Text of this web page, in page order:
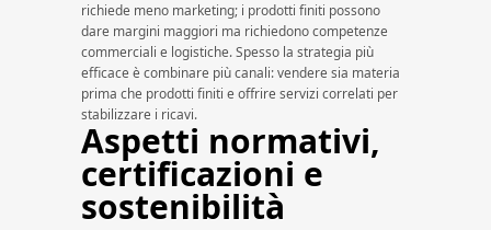
richiede meno marketing; i prodotti finiti possono
dare margini maggiori ma richiedono competenze
commerciali e logistiche. Spesso la strategia più
efficace è combinare più canali: vendere sia materia
prima che prodotti finiti e offrire servizi correlati per
stabilizzare i ricavi.
Aspetti normativi,
certificazioni e
sostenibilità